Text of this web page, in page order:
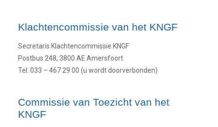
Klachtencommissie van het KNGF
Secretaris Klachtencommissie KNGF
Postbus 248, 3800 AE Amersfoort
Tel: 033 – 467 29 00 (u wordt doorverbonden)
Commissie van Toezicht van het
KNGF